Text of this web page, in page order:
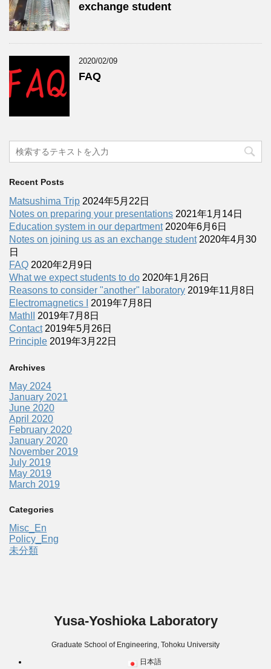
exchange student
2020/02/09
FAQ
Recent Posts
Matsushima Trip 2024年5月22日
Notes on preparing your presentations 2021年1月14日
Education system in our department 2020年6月6日
Notes on joining us as an exchange student 2020年4月30
日
FAQ 2020年2月9日
What we expect students to do 2020年1月26日
Reasons to consider "another" laboratory 2019年11月8日
Electromagnetics I
2019年7月8日
MathII
2019年7月8日
Contact 2019年5月26日
Principle 2019年3月22日
Archives
May 2024
January 2021
June 2020
April 2020
February 2020
January 2020
November 2019
July 2019
May 2019
March 2019
Categories
Misc_En
Policy_Eng
未分類
Yusa-Yoshioka Laboratory
Graduate School of Engineering, Tohoku University
日本語